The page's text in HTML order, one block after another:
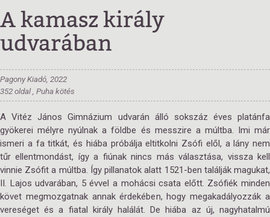
A kamasz király
udvarában
Pagony Kiadó, 2022
352 oldal , Puha kötés
A Vitéz János Gimnázium udvarán álló sokszáz éves platánfa
gyökerei mélyre nyúlnak a földbe és messzire a múltba. Imi már
ismeri a fa titkát, és hiába próbálja eltitkolni Zsófi elől, a lány nem
tűr ellentmondást, így a fiúnak nincs más választása, vissza kell
vinnie Zsófit a múltba. Így pillanatok alatt 1521-ben találják magukat,
II. Lajos udvarában, 5 évvel a mohácsi csata előtt. Zsófiék minden
követ megmozgatnak annak érdekében, hogy megakadályozzák a
vereséget és a fiatal király halálát. De hiába az új, nagyhatalmú